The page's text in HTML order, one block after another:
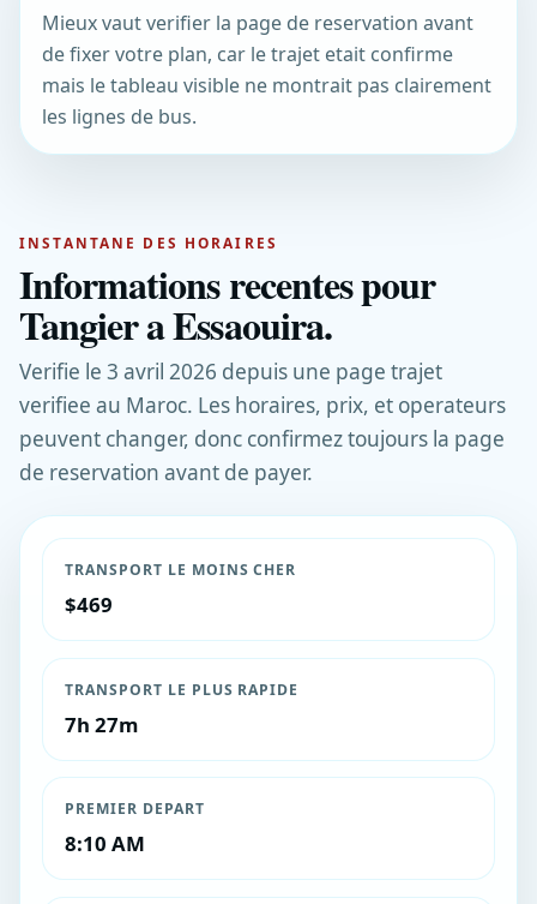
Mieux vaut verifier la page de reservation avant
de fixer votre plan, car le trajet etait confirme
mais le tableau visible ne montrait pas clairement
les lignes de bus.
INSTANTANE DES HORAIRES
Informations recentes pour
Tangier a Essaouira.
Verifie le 3 avril 2026 depuis une page trajet
verifiee au Maroc. Les horaires, prix, et operateurs
peuvent changer, donc confirmez toujours la page
de reservation avant de payer.
TRANSPORT LE MOINS CHER
$469
TRANSPORT LE PLUS RAPIDE
7h 27m
PREMIER DEPART
8:10 AM